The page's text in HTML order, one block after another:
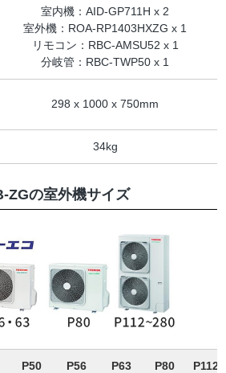
室内機：AID-GP711H x 2
室外機：ROA-RP1403HXZG x 1
リモコン：RBC-AMSU52 x 1
分岐管：RBC-TWP50 x 1
298 x 1000 x 750mm
34kg
ZGの室外機サイズ
P50 P56 P63 P80 P112